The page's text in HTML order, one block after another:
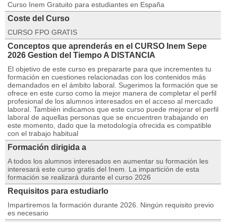
Curso Inem Gratuito para estudiantes en España
Coste del Curso
CURSO FPO GRATIS
Conceptos que aprenderás en el CURSO Inem Sepe
2026 Gestion del Tiempo A DISTANCIA
El objetivo de este curso es prepararte para que incrementes tu
formación en cuestiones relacionadas con los contenidos más
demandados en el ámbito laboral. Sugerimos la formación que se
ofrece en este curso como la mejor manera de completar el perfil
profesional de los alumnos interesados en el acceso al mercado
laboral. También indicamos que este curso puede mejorar el perfil
laboral de aquellas personas que se encuentren trabajando en
este momento, dado que la metodología ofrecida es compatible
con el trabajo habitual
Formación dirigida a
A todos los alumnos interesados en aumentar su formación les
interesará este curso gratis del Inem. La impartición de esta
formación se realizará durante el curso 2026
Requisitos para estudiarlo
Impartiremos la formación durante 2026. Ningún requisito previo
es necesario